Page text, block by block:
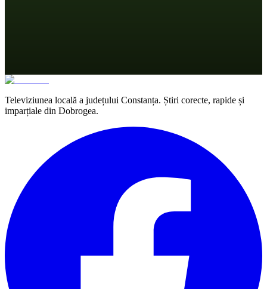
Televiziunea locală a județului Constanța. Știri corecte, rapide și
imparțiale din Dobrogea.